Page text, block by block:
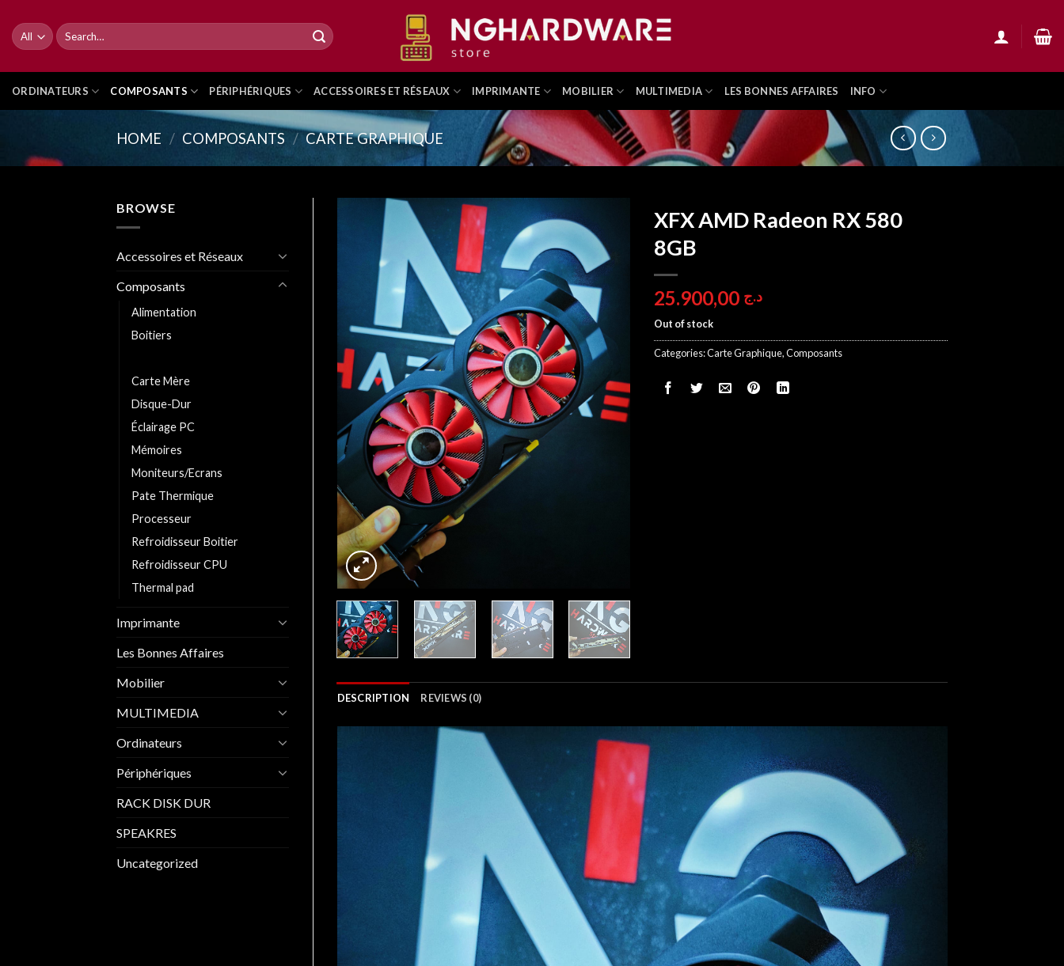
content
Search
for:
ORDINATEURS COMPOSANTS PÉRIPHÉRIQUES ACCESSOIRES ET RÉSEAUX IMPRIMANTE MOBILIER MULTIMEDIA LES BONNES AFFAIRES INFO
HOME / COMPOSANTS / CARTE GRAPHIQUE
BROWSE
Accessoires et Réseaux
Composants
Alimentation
Boitiers
Carte Mère
Disque-Dur
Éclairage PC
Mémoires
Moniteurs/Ecrans
Pate Thermique
Processeur
Refroidisseur Boitier
Refroidisseur CPU
Thermal pad
Imprimante
Les Bonnes Affaires
Mobilier
MULTIMEDIA
Ordinateurs
Périphériques
RACK DISK DUR
SPEAKRES
Uncategorized
XFX AMD Radeon RX 580
8GB
د.ج
Out of stock
Categories:Carte Graphique,Composants
DESCRIPTION REVIEWS (0)